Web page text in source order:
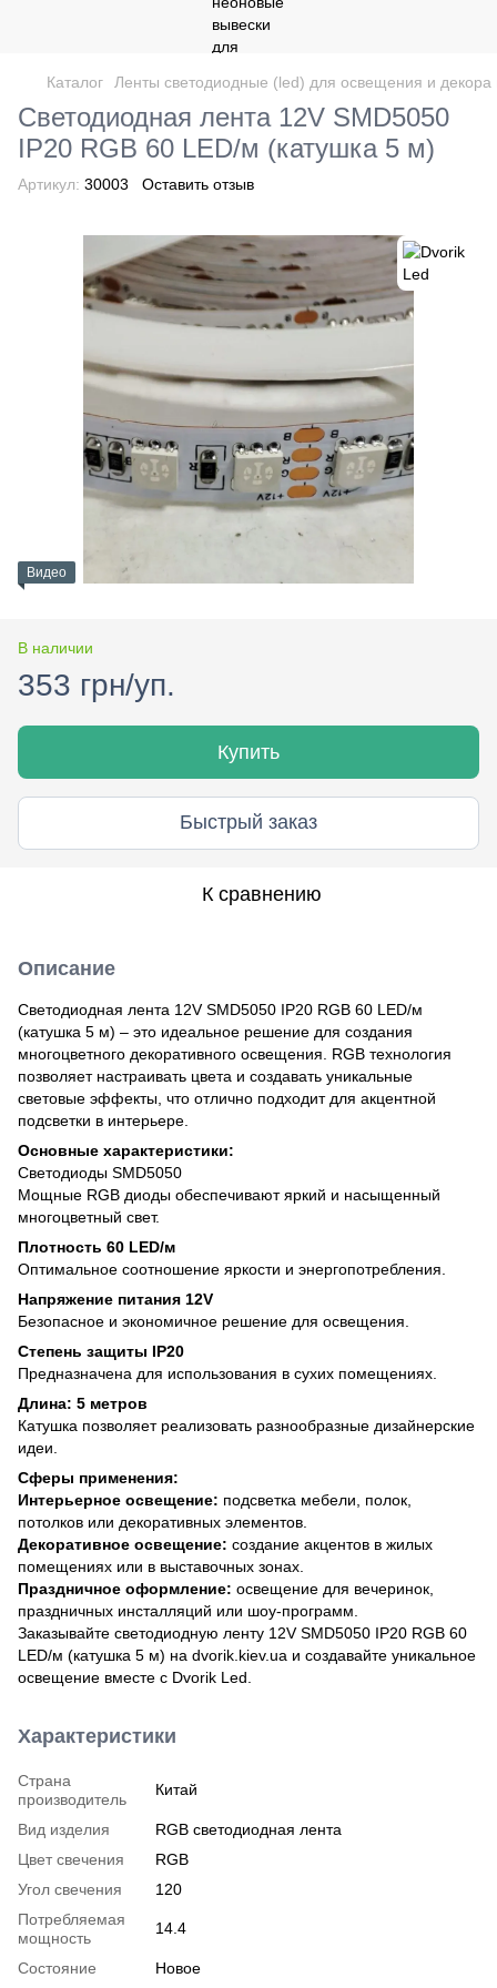
Каталог Ленты светодиодные (led) для освещения и
Светодиодная лента 12V SMD5050
IP20 RGB 60 LED/м (катушка 5 м)
Артикул: 30003 Оставить отзыв
Видео
В наличии
353 грн/уп.
Купить
Быстрый заказ
К сравнению
Описание
Светодиодная лента 12V SMD5050 IP20 RGB 60 LED/м
(катушка 5 м) – это идеальное решение для создания
многоцветного декоративного освещения. RGB технология
позволяет настраивать цвета и создавать уникальные
световые эффекты, что отлично подходит для акцентной
подсветки в интерьере.
Основные характеристики:
Светодиоды SMD5050
Мощные RGB диоды обеспечивают яркий и насыщенный
многоцветный свет.
Плотность 60 LED/м
Оптимальное соотношение яркости и энергопотребления.
Напряжение питания 12V
Безопасное и экономичное решение для освещения.
Степень защиты IP20
Предназначена для использования в сухих помещениях.
Длина: 5 метров
Катушка позволяет реализовать разнообразные дизайнерские
идеи.
Сферы применения:
Интерьерное освещение: подсветка мебели, полок,
потолков или декоративных элементов.
Декоративное освещение: создание акцентов в жилых
помещениях или в выставочных зонах.
Праздничное оформление: освещение для вечеринок,
праздничных инсталляций или шоу-программ.
Заказывайте светодиодную ленту 12V SMD5050 IP20 RGB 60
LED/м (катушка 5 м) на dvorik.kiev.ua и создавайте уникальное
освещение вместе с Dvorik Led.
Характеристики
Страна
производитель
Китай
Вид изделия
RGB светодиодная лента
Цвет свечения
RGB
Угол свечения
120
Потребляемая
мощность
14.4
Состояние Новое